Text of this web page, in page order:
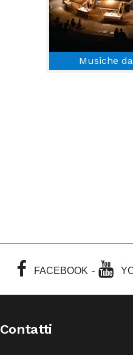
Musiche
FACEBOOK -
Contatti